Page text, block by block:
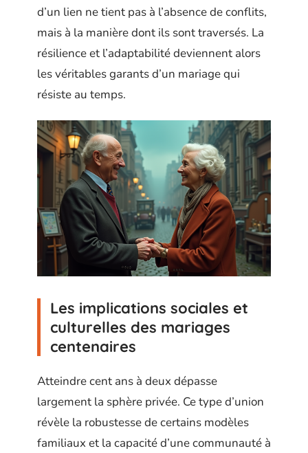
d’un lien ne tient pas à l’absence de conflits,
mais à la manière dont ils sont traversés. La
résilience et l’adaptabilité deviennent alors
les véritables garants d’un mariage qui
résiste au temps.
Les implications sociales et
culturelles des mariages
centenaires
Atteindre cent ans à deux dépasse
largement la sphère privée. Ce type d’union
révèle la robustesse de certains modèles
familiaux et la capacité d’une communauté à